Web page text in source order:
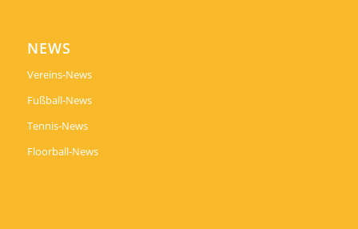
NEWS
Vereins-News
Fußball-News
Tennis-News
Floorball-News